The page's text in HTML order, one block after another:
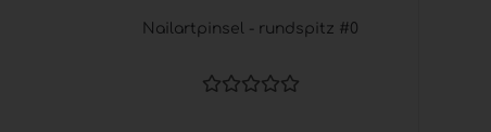
Nailartpinsel - rundspitz #0